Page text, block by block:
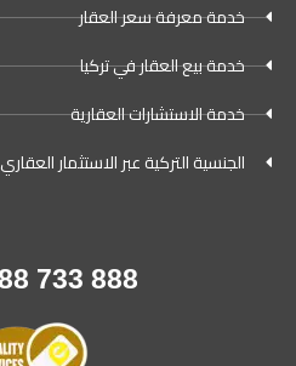
خدمة معرفة سعر العقار
خدمة بيع العقار في تركيا
خدمة الاستشارات العقارية
الجنسية التركية عبر الاستثمار العقاري
888 733 5388 90+